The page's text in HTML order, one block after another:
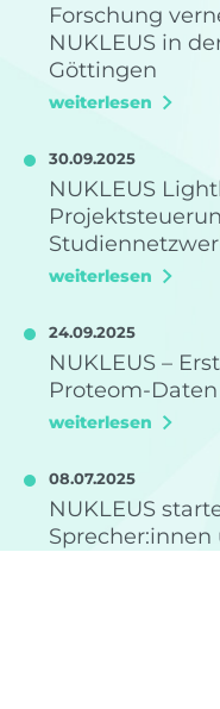
Forschung
NUKLEUS in
Göttingen
weiterlesen
30.09.2025
NUKLEUS
weiterlesen
24.09.2025
NUKLEUS –
Proteom-Daten
weiterlesen
08.07.2025
NUKLEUS